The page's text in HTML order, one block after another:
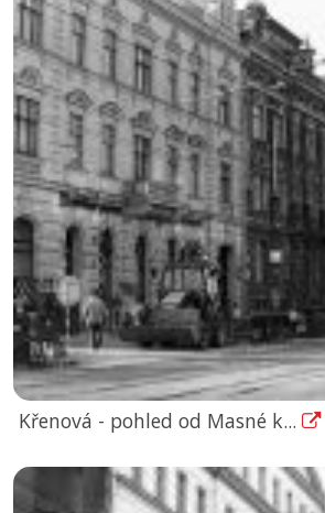
Křenová - pohled od Masné k...